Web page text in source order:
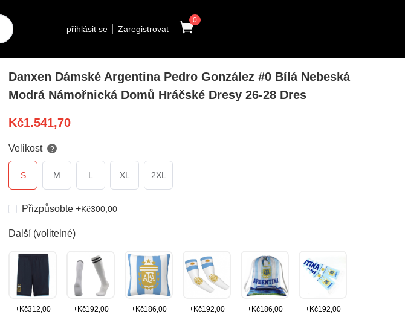
přihlásit se Zaregistrovat
0
Danxen Dámské Argentina Pedro González #0 Bílá Nebeská
Modrá Námořnická Domů Hráčské Dresy 26-28 Dres
Kč1.541,70
Velikost ?
S M L XL 2XL
Přizpůsobte +Kč300,00
Další (volitelné)
+Kč312,00 +Kč192,00 +Kč186,00 +Kč192,00 +Kč186,00 +Kč192,00